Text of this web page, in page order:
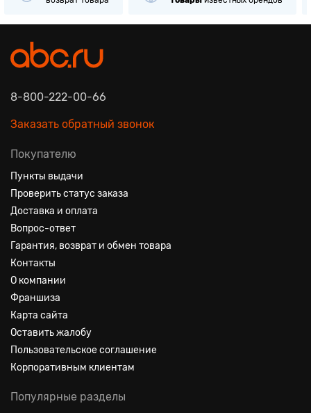
8-800-222-00-66
Заказать обратный звонок
Покупателю
Пункты выдачи
Проверить статус заказа
Доставка и оплата
Вопрос-ответ
Гарантия, возврат и обмен товара
Контакты
О компании
Франшиза
Карта сайта
Оставить жалобу
Пользовательское соглашение
Корпоративным клиентам
Популярные разделы